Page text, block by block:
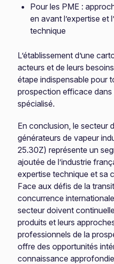
Pour les PME :
en avant l’expertise et
technique
L’établissement d’une
acteurs et de leurs
étape indispensable pour
prospection efficace
spécialisé.
En conclusion, le secteur
générateurs de vapeur
25.30Z) représente un
ajoutée de l’industrie
expertise technique et sa
Face aux défis de la
concurrence
secteur doivent
produits et leurs
professionnels de la
offre des opportunités
connaissance